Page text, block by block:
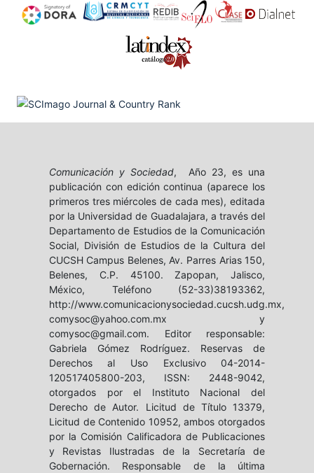
Comunicación y Sociedad, Año 23, es una
publicación con edición continua (aparece los
primeros tres miércoles de cada mes), editada
por la Universidad de Guadalajara, a través del
Departamento de Estudios de la Comunicación
Social, División de Estudios de la Cultura del
CUCSH Campus Belenes, Av. Parres Arias 150,
Belenes, C.P. 45100. Zapopan, Jalisco,
México, Teléfono (52-33)38193362,
http://www.comunicacionysociedad.cucsh.udg.mx,
comysoc@yahoo.com.mx y
comysoc@gmail.com. Editor responsable:
Gabriela Gómez Rodríguez. Reservas de
Derechos al Uso Exclusivo 04-2014-
120517405800-203, ISSN: 2448-9042,
otorgados por el Instituto Nacional del
Derecho de Autor. Licitud de Título 13379,
Licitud de Contenido 10952, ambos otorgados
por la Comisión Calificadora de Publicaciones
y Revistas Ilustradas de la Secretaría de
Gobernación. Responsable de la última